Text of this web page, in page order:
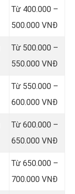
Từ 400.000 –
500.000 VNĐ
Từ 500.000 –
550.000 VNĐ
Từ 550.000 –
600.000 VNĐ
Từ 600.000 –
650.000 VNĐ
Từ 650.000 –
700.000 VNĐ